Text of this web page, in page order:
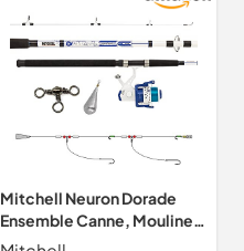
Mitchell Neuron Dorade
Ensemble Canne, Moulinet,
Accessoires et leurres pour